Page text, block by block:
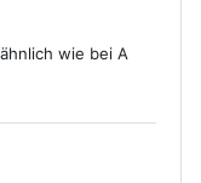
wie bei A